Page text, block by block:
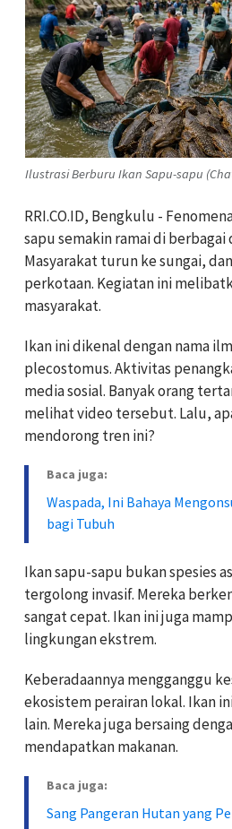
Ilustrasi Berburu Ikan Sapu-sapu
RRI.CO.ID, Bengkulu -
sapu semakin ramai di berbagai
Masyarakat turun ke sungai,
perkotaan. Kegiatan ini
masyarakat.
Ikan ini dikenal dengan nama
plecostomus. Aktivitas
media sosial. Banyak orang
melihat video tersebut. Lalu,
mendorong tren ini?
Baca juga:
Waspada, Ini Bahaya
bagi Tubuh
Ikan sapu-sapu bukan spesies
tergolong invasif. Mereka
sangat cepat. Ikan ini juga
lingkungan ekstrem.
Keberadaannya mengganggu
ekosistem perairan lokal. Ikan
lain. Mereka juga bersaing
mendapatkan makanan.
Baca juga:
Sang Pangeran Hutan yang